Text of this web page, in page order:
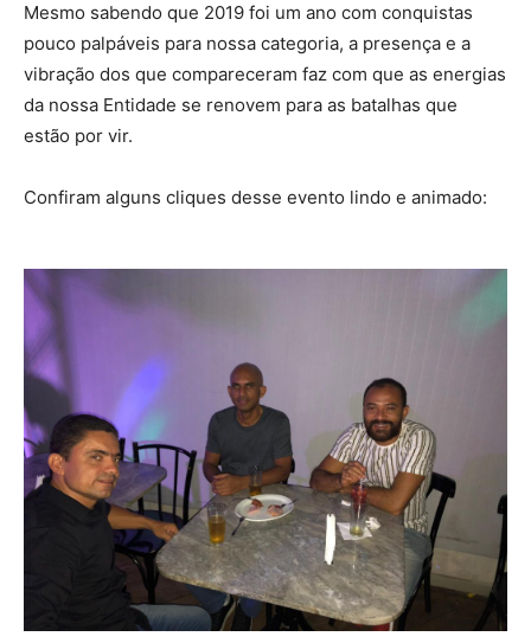
Mesmo sabendo que 2019 foi um ano com conquistas
pouco palpáveis para nossa categoria, a presença e a
vibração dos que compareceram faz com que as energias
da nossa Entidade se renovem para as batalhas que
estão por vir.
Confiram alguns cliques desse evento lindo e animado: